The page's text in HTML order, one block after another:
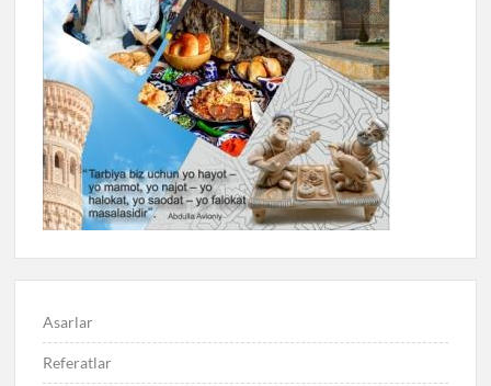
Asarlar
Referatlar